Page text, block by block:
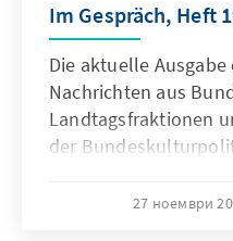
Im Gespräch, Heft
Die aktuelle
Nachrichten aus
Landtagsfraktionen
der
November 2006 bis
27 ноември